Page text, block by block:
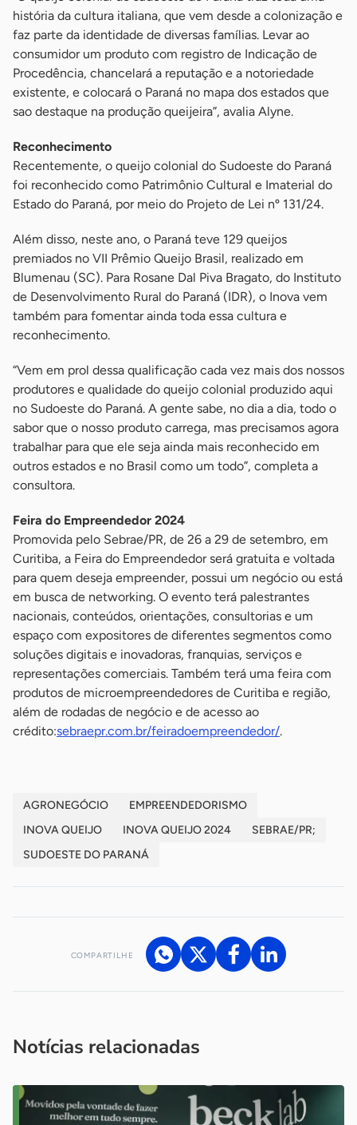
história da cultura italiana, que vem desde a colonização e
faz parte da identidade de diversas famílias. Levar ao
consumidor um produto com registro de Indicação de
Procedência, chancelará a reputação e a notoriedade
existente, e colocará o Paraná no mapa dos estados que
sao destaque na produção queijeira”, avalia Alyne.
Reconhecimento
Recentemente, o queijo colonial do Sudoeste do Paraná
foi reconhecido como Patrimônio Cultural e Imaterial do
Estado do Paraná, por meio do Projeto de Lei nº 131/24.
Além disso, neste ano, o Paraná teve 129 queijos
premiados no VII Prêmio Queijo Brasil, realizado em
Blumenau (SC). Para Rosane Dal Piva Bragato, do Instituto
de Desenvolvimento Rural do Paraná (IDR), o Inova vem
também para fomentar ainda toda essa cultura e
reconhecimento.
“Vem em prol dessa qualificação cada vez mais dos nossos
produtores e qualidade do queijo colonial produzido aqui
no Sudoeste do Paraná. A gente sabe, no dia a dia, todo o
sabor que o nosso produto carrega, mas precisamos agora
trabalhar para que ele seja ainda mais reconhecido em
outros estados e no Brasil como um todo”, completa a
consultora.
Feira do Empreendedor 2024
Promovida pelo Sebrae/PR, de 26 a 29 de setembro, em
Curitiba, a Feira do Empreendedor será gratuita e voltada
para quem deseja empreender, possui um negócio ou está
em busca de networking. O evento terá palestrantes
nacionais, conteúdos, orientações, consultorias e um
espaço com expositores de diferentes segmentos como
soluções digitais e inovadoras, franquias, serviços e
representações comerciais. Também terá uma feira com
produtos de microempreendedores de Curitiba e região,
além de rodadas de negócio e de acesso ao
crédito:sebraepr.com.br/feiradoempreendedor/.
AGRONEGÓCIO
EMPREENDEDORISMO
INOVA QUEIJO
INOVA QUEIJO 2024
SEBRAE/PR;
SUDOESTE DO PARANÁ
COMPARTILHE
Notícias relacionadas